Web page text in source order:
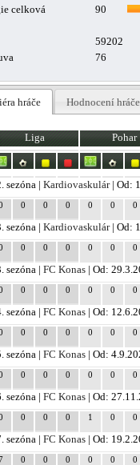
celková
90
59202
76
hráče Hodnocení hráče
Liga Pohar
sezóna |Kardiovaskulár| Od:
0 0 0 0 0 0
sezóna |Kardiovaskulár| Od:
0 0 0 0 0 0
sezóna |FC Konas | Od:
0 0 0 0 0 0
sezóna |FC Konas | Od:
0 0 0 0 0 0
sezóna |FC Konas | Od:
0 0 0 0 0 0
sezóna |FC Konas | Od:
0 0 0 1 0 0
sezóna |FC Konas | Od:
0 0 0 0 0 0